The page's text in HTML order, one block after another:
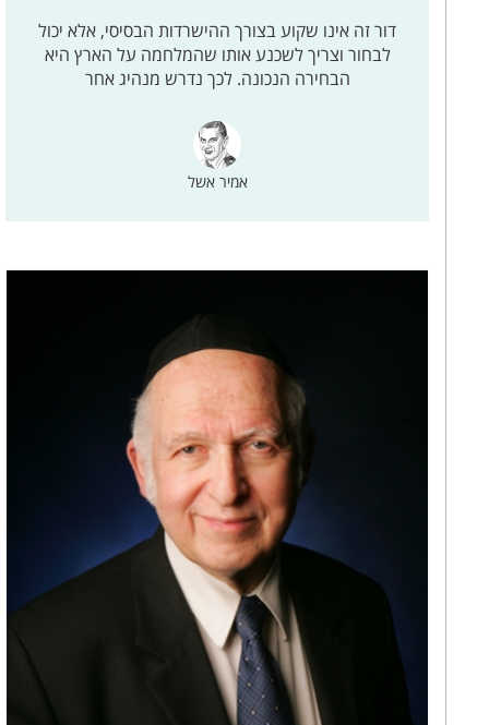
דור זה אינו שקוע בצורך ההישרדות הבסיסי, אלא יכול
לבחור וצריך לשכנע אותו שהמלחמה על הארץ היא
הבחירה הנכונה. לכך נדרש מנהיג אחר
אמיר אשל